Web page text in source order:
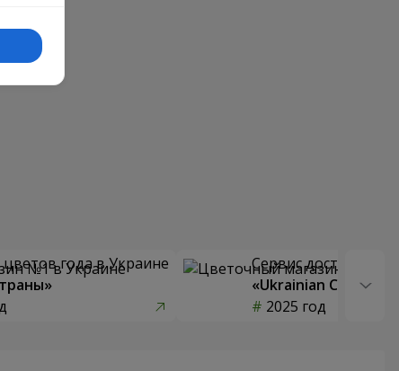
года в Украине
Сервис доставки
«Ukrainian Choice»
2025 год